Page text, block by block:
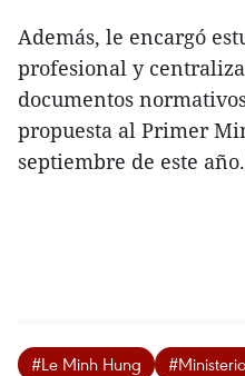
Además, le encargó
profesional y
documentos
propuesta al Primer
septiembre de este
#Le Minh Hung